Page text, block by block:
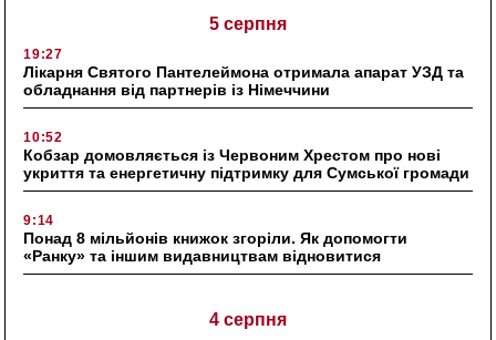
5 серпня
19:27
Лікарня Святого Пантелеймона отримала апарат УЗД та
обладнання від партнерів із Німеччини
10:52
Кобзар домовляється із Червоним Хрестом про нові
укриття та енергетичну підтримку для Сумської громади
9:14
Понад 8 мільйонів книжок згоріли. Як допомогти
«Ранку» та іншим видавництвам відновитися
4 серпня